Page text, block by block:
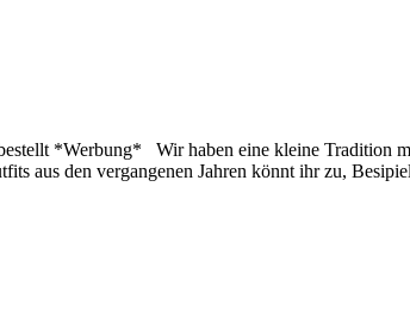
*Werbung* Wir haben eine kleine Tradition
aus den vergangenen Jahren könnt ihr zu,